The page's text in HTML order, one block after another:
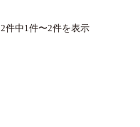
2件中1件〜2件を表示